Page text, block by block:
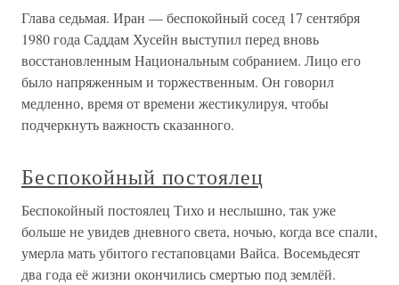
Глава седьмая. Иран — беспокойный сосед 17 сентября
1980 года Саддам Хусейн выступил перед вновь
восстановленным Национальным собранием. Лицо его
было напряженным и торжественным. Он говорил
медленно, время от времени жестикулируя, чтобы
подчеркнуть важность сказанного.
Беспокойный постоялец
Беспокойный постоялец Тихо и неслышно, так уже
больше не увидев дневного света, ночью, когда все спали,
умерла мать убитого гестаповцами Вайса. Восемьдесят
два года её жизни окончились смертью под землёй.